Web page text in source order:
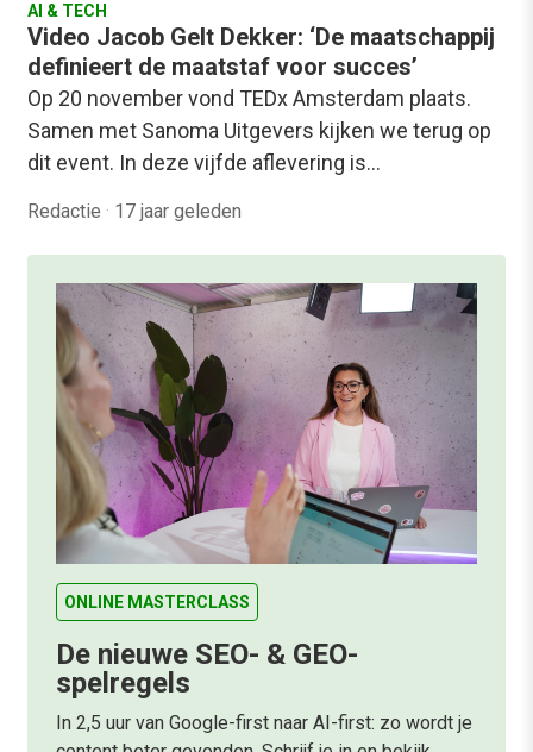
AI & TECH
Video Jacob Gelt Dekker: ‘De maatschappij
definieert de maatstaf voor succes’
Op 20 november vond TEDx Amsterdam plaats.
Samen met Sanoma Uitgevers kijken we terug op
dit event. In deze vijfde aflevering is…
Redactie · 17 jaar geleden
ONLINE MASTERCLASS
De nieuwe SEO- & GEO-
spelregels
In 2,5 uur van Google-first naar AI-first: zo wordt je